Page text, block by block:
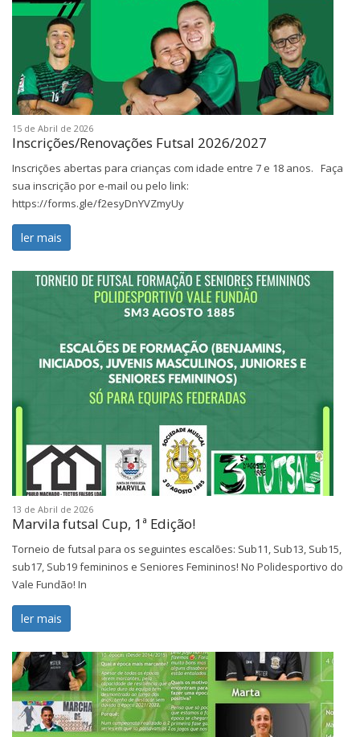
15 de Abril de 2026
Inscrições/Renovações Futsal 2026/2027
Inscrições abertas para crianças com idade entre 7 e 18 anos. Faça
sua inscrição por e-mail ou pelo link:
https://forms.gle/f2esyDnYVZmyUy
ler mais
13 de Abril de 2026
Marvila futsal Cup, 1ª Edição!
Torneio de futsal para os seguintes escalões: Sub11, Sub13, Sub15,
sub17, Sub19 femininos e Seniores Femininos! No Polidesportivo do
Vale Fundão! In
ler mais